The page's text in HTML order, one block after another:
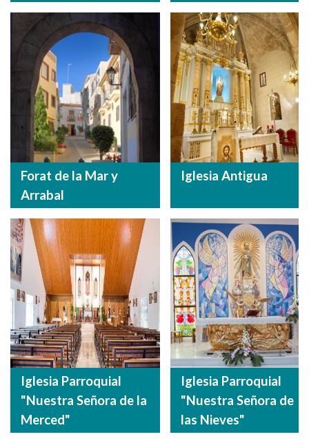
Forat de la Mar y
Arrabal
Iglesia Antigua
Iglesia Parroquial
"Nuestra Señora de la
Merced"
Iglesia Parroquial
"Nuestra Señora de
las Nieves"